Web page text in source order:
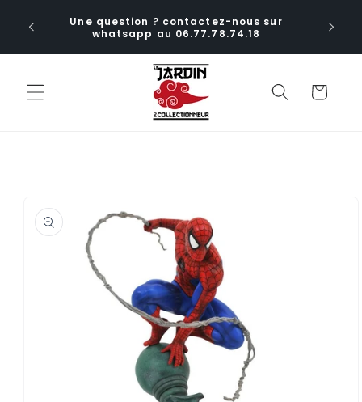
passer
au
contenu
Une question ? contactez-nous sur
whatsapp au 06.77.78.74.18
Panier
informations
produits